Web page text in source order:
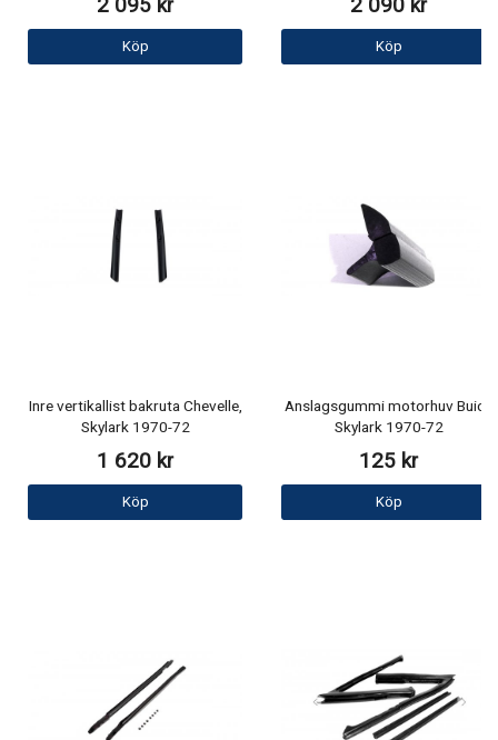
Köp Köp
Inre vertikallist bakruta Chevelle,
Skylark 1970-72
1 620 kr
Köp
Anslagsgummi motorhuv Buick
Skylark 1970-72
125 kr
Köp